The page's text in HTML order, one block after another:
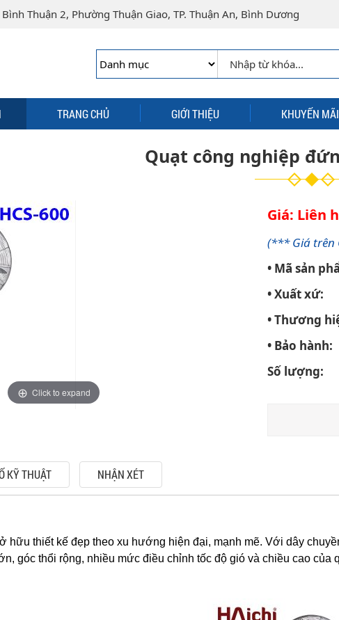
Thuận 2, Phường Thuận Giao, TP. Thuận An, Bình Dương
TRANG CHỦ GIỚI THIỆU KHUYẾN MÃI
Quạt công nghiệp
Click to expand
Giá: Liên
(*** Giá trên
• Mã sản
• Xuất xứ:
• Thương
• Bảo hành:
Số lượng:
KỸ THUẬT NHẬN XÉT
hữu thiết kế đẹp theo xu hướng hiện đại, mạnh mẽ. Với dây
góc thổi rộng, nhiều mức điều chỉnh tốc độ gió và chiều cao